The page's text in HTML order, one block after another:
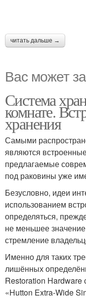
читать дальше →
Вас может
Система
комнате.
хранения
Самыми
являются
предлагаемые
под раковины уже
Безусловно, идеи
использованием
определяться,
не меньшее
стремление
Именно для таких
лишённых
Restoration Hardware
«Hutton Extra-Wide